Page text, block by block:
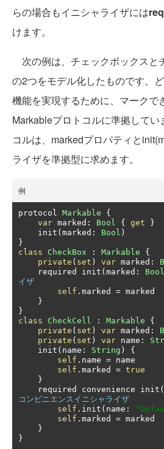
らの場合もイニシャライザには
けます。
次の例は、チェックボックスと
の2つをモデル化したものです。
機能を実現するために、マークで
Markableプロトコルに準拠してい
コルは、markedプロパティと
ライザを準拠型に求めます。
例
protocol Markable
{
var marked : Bool { get
}
    init
( marked : Bool )
}
class
CheckBox : Markable
{
private ( set ) var marked :
    required init
( marked : Bool
イザ
self . marked = marked
}
}
class
CheckCell : Markable
{
private ( set ) var marked :
private ( set ) var name :
    init
( name : String )
{
self . name = name
self . marked = true
}
    required convenience init
(
コンビニエンスイニシャライザ
self . init ( name :
self . marked = marked
}
}